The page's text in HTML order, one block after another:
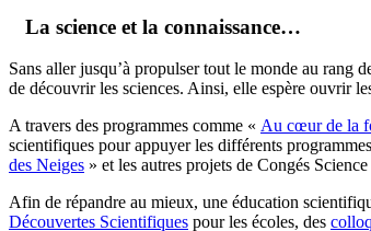
La science et la connaissance…
Sans aller jusqu’à propulser tout le monde au rang
de découvrir les sciences. Ainsi, elle espère ouvrir
A travers des programmes comme « Au cœur de la
scientifiques pour appuyer les différents
des Neiges » et les autres projets de Congés
Afin de répandre au mieux, une éducation
Découvertes Scientifiques pour les écoles, des